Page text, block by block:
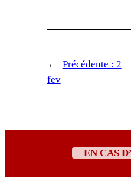
← Précédente : 2
fev
EN CAS